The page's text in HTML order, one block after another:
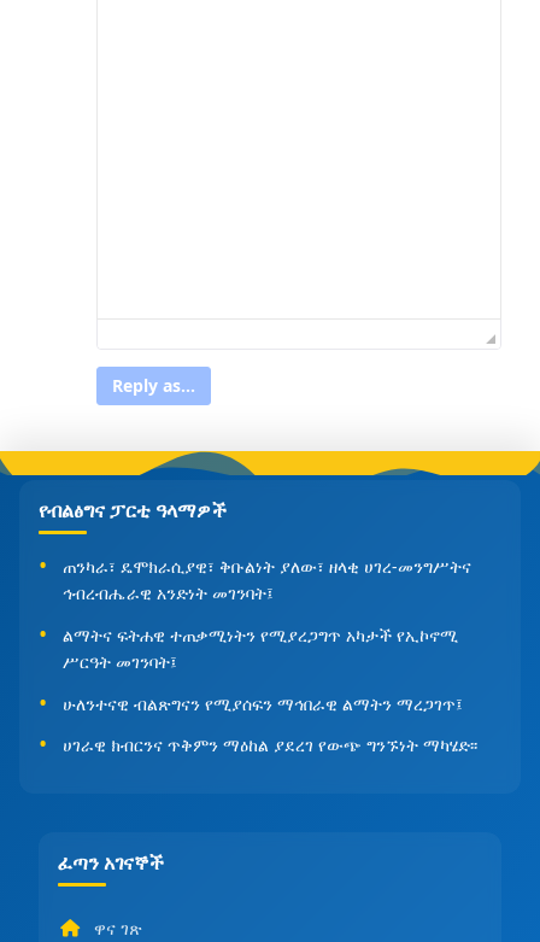
Reply as...
የብልፅግና ፓርቲ ዓላማዎች
ጠንካራ፣ ዴሞክራሲያዊ፣ ቅቡልነት ያለው፣ ዘላቂ ሀገረ-መንግሥትና
ኅብረብሔራዊ አንድነት መገንባት፤
ልማትና ፍትሐዊ ተጠቃሚነትን የሚያረጋግጥ አካታች የኢኮኖሚ
ሥርዓት መገንባት፤
ሁለንተናዊ ብልጽግናን የሚያሰፍን ማኅበራዊ ልማትን ማረጋገጥ፤
ሀገራዊ ክብርንና ጥቅምን ማዕከል ያደረገ የውጭ ግንኙነት ማካሄድ፡፡
ፈጣን አገናኞች
ዋና ገጽ